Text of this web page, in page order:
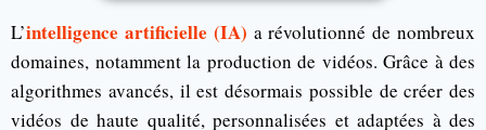
L’intelligence artificielle (IA) a révolutionné de nombreux
domaines, notamment la production de vidéos. Grâce à des
algorithmes avancés, il est désormais possible de créer des
vidéos de haute qualité, personnalisées et adaptées à des